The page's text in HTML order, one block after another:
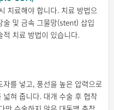
치료해야 합니다. 치료 방법으
술 및 금속 그물망(stent) 삽입
치료 방법이 있습니다.
를 넣고, 풍선을 높은 압력으로
혀 줍니다. 대개 수술 후 협착